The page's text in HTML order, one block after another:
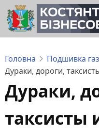
Перейти
до
основного
Головна
Подшивка
Дураки, дороги,
Дураки,
таксисты